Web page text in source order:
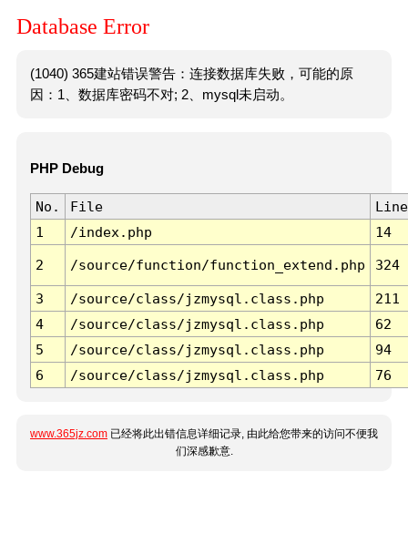
Database Error
(1040) 365建站错误警告：连接数据库失败，可能的原
因：1、数据库密码不对; 2、mysql未启动。
PHP Debug
No. File
Line
1
/index.php 14
2 /source/function/function_extend.php 324
3 /source/class/jzmysql.class.php
211
4
/source/class/jzmysql.class.php
62
5
/source/class/jzmysql.class.php
94
6
/source/class/jzmysql.class.php 76
www.365jz.com 已经将此出错信息详细记录, 由此给您带来的访问不便我
们深感歉意.